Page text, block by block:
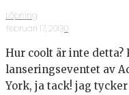
Löpning
·februari 17, 2013·0
Hur coolt är inte
lanseringseventet av
York, ja tack! jag